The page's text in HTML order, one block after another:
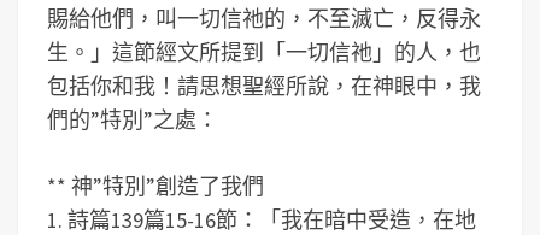
賜給他們，叫一切信祂的，不至滅亡，反得永
生。」這節經文所提到「一切信祂」的人，也
包括你和我！請思想聖經所說，在神眼中，我
們的”特別”之處：
** 神”特別”創造了我們
1. 詩篇139篇15-16節：「我在暗中受造，在地